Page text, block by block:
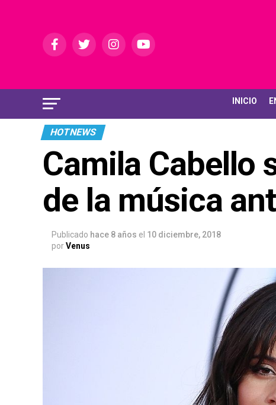
INICIO
HOTNEWS
Camila Cabello
de la música
Publicado hace 8 años el 10 diciembre, 2018
porVenus